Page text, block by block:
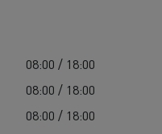
08:00 / 18:00
08:00 / 18:00
08:00 / 18:00